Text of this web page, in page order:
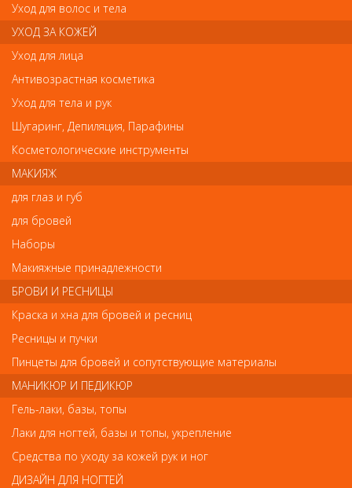
В закладки
ионизации 170Вт.
Щипцы-выпрямители с улучшенным скольжением пластин по
волосам, закрытием чешуек волос, устранением
электростатического эффекта.
Постоянная температура нагрева во время работы.
Сохранение укладки на продолжительное время. Устранение
стрессового воздействия на волосы. Керамическо-ионное
покрытие пластин. Ширина пластин 23 мм.
Отзывы
Напишите свой отзыв
Комментарий
Уход для волос и тела
УХОД ЗА КОЖЕЙ
Уход для лица
Антивозрастная косметика
Уход для тела и рук
Шугаринг, Депиляция, Парафины
Косметологические инструменты
МАКИЯЖ
для глаз и губ
для бровей
Наборы
Макияжные принадлежности
БРОВИ И РЕСНИЦЫ
Краска и хна для бровей и ресниц
Ресницы и пучки
Пинцеты для бровей и сопутствующие материалы
МАНИКЮР И ПЕДИКЮР
Гель-лаки, базы, топы
Лаки для ногтей, базы и топы, укрепление
Средства по уходу за кожей рук и ног
ДИЗАЙН ДЛЯ НОГТЕЙ